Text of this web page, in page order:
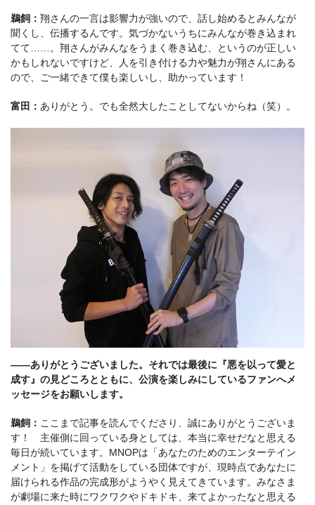
鵜飼： 翔さんの一言は影響力が強いので、話し始めるとみんなが
聞くし、伝播するんです。気づかないうちにみんなが巻き込まれ
てて……。翔さんがみんなをうまく巻き込む、というのが正しい
かもしれないですけど、人を引き付ける力や魅力が翔さんにある
ので、ご一緒できて僕も楽しいし、助かっています！
富田： ありがとう。でも全然大したことしてないからね（笑）。
――ありがとうございました。それでは最後に『悪を以って愛と
成す』の見どころとともに、公演を楽しみにしているファンへメ
ッセージをお願いします。
鵜飼： ここまで記事を読んでくださり、誠にありがとうございま
す！ 主催側に回っている身としては、本当に幸せだなと思える
毎日が続いています。MNOPは「あなたのためのエンターテイン
メント」を掲げて活動をしている団体ですが、現時点であなたに
届けられる作品の完成形がようやく見えてきています。みなさま
が劇場に来た時にワクワクやドキドキ、来てよかったなと思える